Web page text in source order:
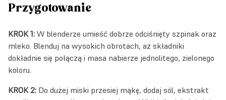
Przygotowanie
KROK 1: W blenderze umieść dobrze odciśnięty szpinak oraz
mleko. Blenduj na wysokich obrotach, aż składniki
dokładnie się połączą i masa nabierze jednolitego, zielonego
koloru.
KROK 2: Do dużej miski przesiej mąkę, dodaj sól, ekstrakt